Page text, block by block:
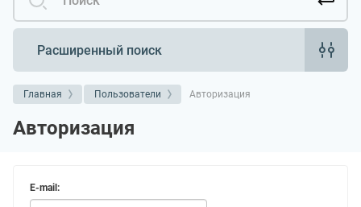
Расширенный поиск
Главная Пользователи Авторизация
Авторизация
E-mail: